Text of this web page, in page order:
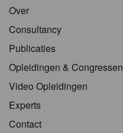
Over
Consultancy
Publicaties
Opleidingen & Congressen
Video Opleidingen
Experts
Contact